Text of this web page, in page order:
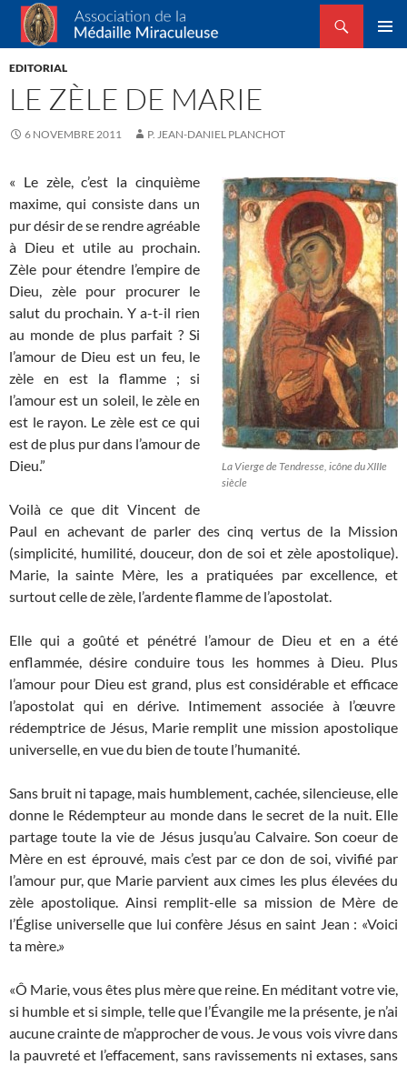
Association de la Médaille Miraculeuse
Recherche
ALLER
EDITORIAL
LE ZÈLE DE MARIE
6 NOVEMBRE 2011 P. JEAN-DANIEL PLANCHOT
La Vierge de Tendresse, icône du XIIIe
siècle
« Le zèle, c’est la cinquième
maxime, qui consiste dans un
pur désir de se rendre agréable
à Dieu et utile au prochain.
Zèle pour étendre l’empire de
Dieu, zèle pour procurer le
salut du prochain. Y a-t-il rien
au monde de plus parfait ? Si
l’amour de Dieu est un feu, le
zèle en est la flamme ; si
l’amour est un soleil, le zèle en
est le rayon. Le zèle est ce qui
est de plus pur dans l’amour de
Dieu.”
Voilà ce que dit Vincent de
Paul en achevant de parler des cinq vertus de la Mission
(simplicité, humilité, douceur, don de soi et zèle apostolique).
Marie, la sainte Mère, les a pratiquées par excellence, et
surtout celle de zèle, l’ardente flamme de l’apostolat.
Elle qui a goûté et pénétré l’amour de Dieu et en a été
enflammée, désire conduire tous les hommes à Dieu. Plus
l’amour pour Dieu est grand, plus est considérable et efficace
l’apostolat qui en dérive. Intimement associée à l’œuvre
rédemptrice de Jésus, Marie remplit une mission apostolique
universelle, en vue du bien de toute l’humanité.
Sans bruit ni tapage, mais humblement, cachée, silencieuse, elle
donne le Rédempteur au monde dans le secret de la nuit. Elle
partage toute la vie de Jésus jusqu’au Calvaire. Son coeur de
Mère en est éprouvé, mais c’est par ce don de soi, vivifié par
l’amour pur, que Marie parvient aux cimes les plus élevées du
zèle apostolique. Ainsi remplit-elle sa mission de Mère de
l’Église universelle que lui confère Jésus en saint Jean : «Voici
ta mère.»
«Ô Marie, vous êtes plus mère que reine. En méditant votre vie,
si humble et si simple, telle que l’Évangile me la présente, je n’ai
aucune crainte de m’approcher de vous. Je vous vois vivre dans
la pauvreté et l’effacement, sans ravissements ni extases, sans